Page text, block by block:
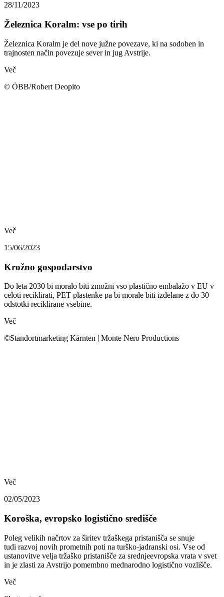
28/11/2023
Železnica Koralm: vse po tirih
Železnica Koralm je del nove južne povezave, ki na sodoben in
trajnosten način povezuje sever in jug Avstrije.
Več
© ÖBB/Robert Deopito
Več
15/06/2023
Krožno gospodarstvo
Do leta 2030 bi moralo biti zmožni vso plastično embalažo v EU v
celoti reciklirati, PET plastenke pa bi morale biti izdelane z do 30
odstotki reciklirane vsebine.
Več
©Standortmarketing Kärnten | Monte Nero Productions
Več
02/05/2023
Koroška, evropsko logistično središče
Poleg velikih načrtov za širitev tržaškega pristanišča se snuje
tudi razvoj novih prometnih poti na turško-jadranski osi. Vse od
ustanovitve velja tržaško pristanišče za srednjeevropska vrata v svet
in je zlasti za Avstrijo pomembno mednarodno logistično vozlišče.
Več